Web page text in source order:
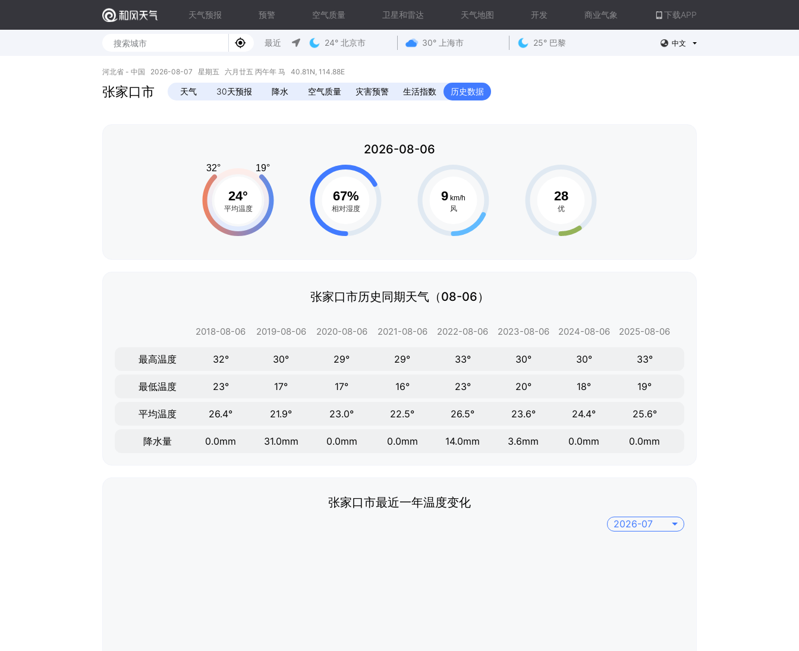
天气预报 预警 空气质量 卫星和雷达 天气地图 开发 商业气象 下载APP
最近 24° 北京市 30° 上海市 25° 巴黎 中文
河北省 - 中国 2026-08-07 星期五 六月廿五 丙午年 马 40.81N, 114.88E
张家口市 天气 30天预报 降水 空气质量 灾害预警 生活指数 历史数据
2026-08-06
张家口市历史同期天气（08-06）
2018-08-06 2019-08-06 2020-08-06 2021-08-06 2022-08-06 2023-08-06 2024-08-06 2025-08-06
最高温度 32° 30° 29° 29° 33° 30° 30° 33°
最低温度 23° 17° 17° 16° 23° 20° 18° 19°
平均温度 26.4° 21.9° 23.0° 22.5° 26.5° 23.6° 24.4° 25.6°
降水量 0.0mm 31.0mm 0.0mm 0.0mm 14.0mm 3.6mm 0.0mm 0.0mm
张家口市最近一年温度变化
2026-07